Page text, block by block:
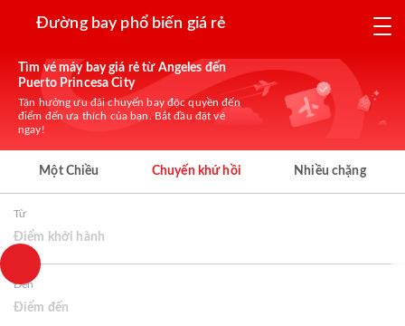
Đường bay phổ biến giá rẻ
Tìm vé máy bay giá rẻ từ Angeles đến
Puerto Princesa City
Tận hưởng ưu đãi chuyến bay độc quyền đến
điểm đến ưa thích của bạn. Bắt đầu đặt vé
ngay!
Một Chiều Chuyến khứ hồi Nhiều chặng
Từ
Điểm khởi hành
Đến
Điểm đến